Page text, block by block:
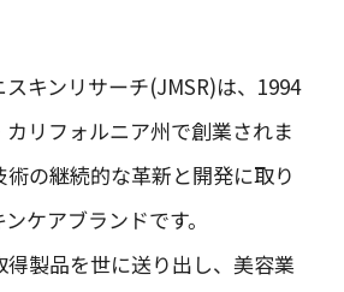
キンリサーチ(JMSR)は、1994
リフォルニア州で創業されま
術の継続的な革新と開発に取り
ケアブランドです。
製品を世に送り出し、美容業